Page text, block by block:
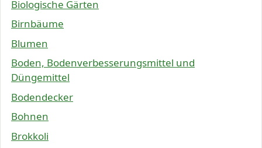
Biologische Gärten
Birnbäume
Blumen
Boden, Bodenverbesserungsmittel und
Düngemittel
Bodendecker
Bohnen
Brokkoli